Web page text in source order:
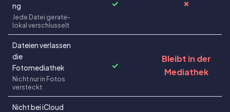
ng
Jede Datei gerate-
lokal verschlusselt
✓ ✗
Dateien verlassen
die
Fotomediathek
Nicht nur in Fotos
versteckt
✓
Bleibt in der
Mediathek
Nicht bei iCloud